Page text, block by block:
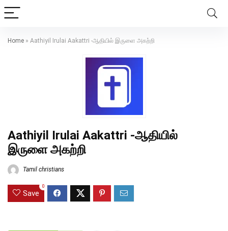
Home » Aathiyil Irulai Aakattri -ஆதியில் இருளை அகற்றி
Aathiyil Irulai Aakattri -ஆதியில்
இருளை அகற்றி
Tamil christians
Save
0